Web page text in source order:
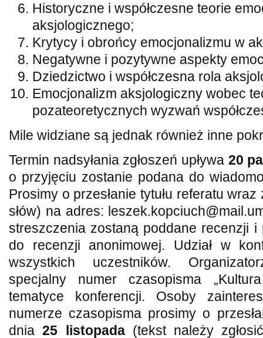
Historyczne i współczesne teorie
aksjologicznego;
Krytycy i obrońcy emocjonalizmu w
Negatywne i pozytywne aspekty
Dziedzictwo i współczesna rola
Emocjonalizm aksjologiczny wobec
pozateoretycznych wyzwań
Mile widziane są jednak również inne
Termin nadsyłania zgłoszeń upływa 20
o przyjęciu zostanie podana do
Prosimy o przesłanie tytułu referatu
słów) na adres:
streszczenia zostaną poddane recenzji
do recenzji anonimowej. Udział w
wszystkich uczestników.
specjalny numer czasopisma
tematyce konferencji. Osoby
numerze czasopisma prosimy o
dnia25 listopada(tekst należy